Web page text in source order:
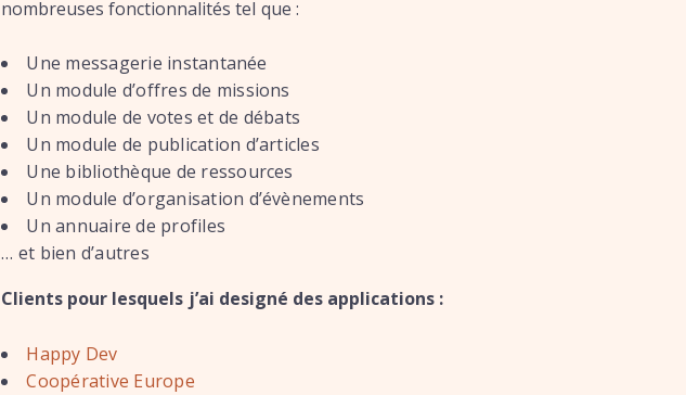
nombreuses fonctionnalités tel que :
Une messagerie instantanée
Un module d’offres de missions
Un module de votes et de débats
Un module de publication d’articles
Une bibliothèque de ressources
Un module d’organisation d’évènements
Un annuaire de profiles
… et bien d’autres
Clients pour lesquels j’ai designé des applications :
Happy Dev
Coopérative Europe